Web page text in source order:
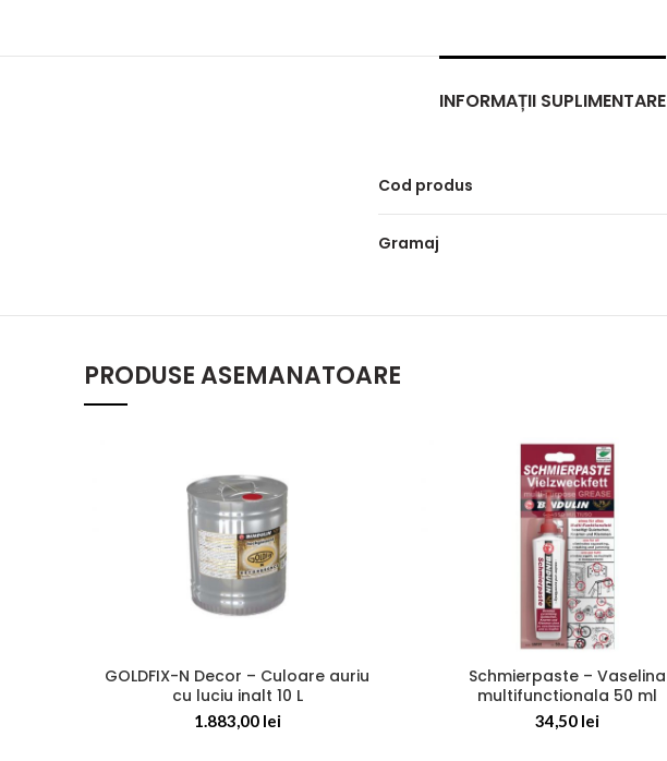
INFORMAȚII SUPLIMENTARE
Cod produs
Gramaj
PRODUSE ASEMANATOARE
GOLDFIX-N Decor – Culoare auriu
cu luciu inalt 10 L
1.883,00 lei
Schmierpaste – Vaselina
multifunctionala 50 ml
34,50 lei